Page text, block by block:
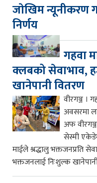
जाेखिम न्यूनीकरण
निर्णय
गहवा
क्लबको सेवाभाव,
खानेपानी वितरण
वीरगञ्ज ।
अवसरमा
अफ
सेस्मी
माईले श्रद्धालु भक्तजनप्रति
भक्तजनलाई निःशुल्क